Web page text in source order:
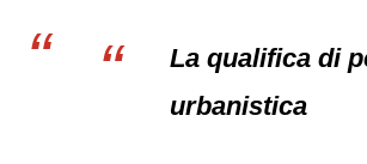
La qualifica di
urbanistica